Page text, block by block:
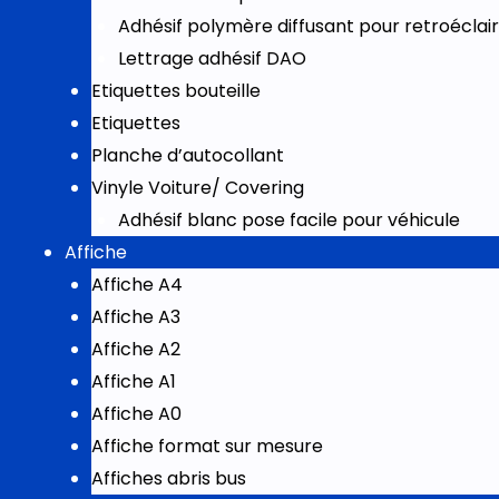
Adhésif polymère diffusant pour
Lettrage adhésif DAO
Etiquettes bouteille
Etiquettes
Planche d’autocollant
Vinyle Voiture/ Covering
Adhésif blanc pose facile pour véhicule
Affiche
Affiche A4
Affiche A3
Affiche A2
Affiche A1
Affiche A0
Affiche format sur mesure
Affiches abris bus